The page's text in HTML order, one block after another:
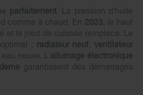
parfaitement. La pression d’huile
comme à chaud. En 2023 , le haut
et le joint de culasse remplacé. Le
: radiateur neuf
ventilateur
neuve. L’allumage électronique
garantissent des démarrages